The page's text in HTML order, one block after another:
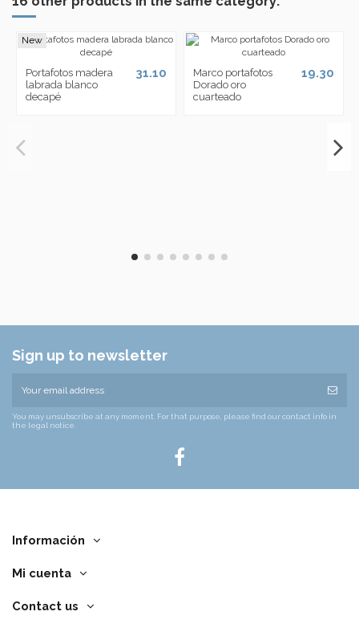
New
Portafotos madera
labrada blanco
decapé
31.10
Marco portafotos
Dorado oro
cuarteado
19.30
Sign up to newsletter
You may unsubscribe at any moment. For that purpose, please find our contact info in
the legal notice.
Información
Mi cuenta
Contact us